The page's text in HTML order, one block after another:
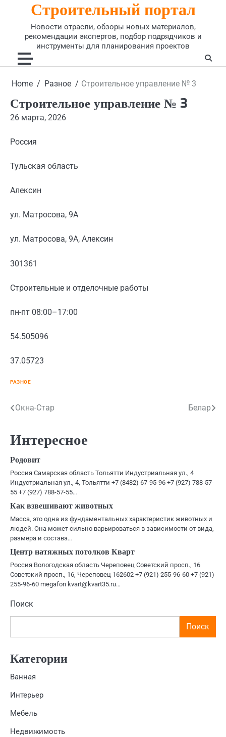
Строительный портал
Новости отрасли, обзоры новых материалов,
рекомендации экспертов, подбор подрядчиков и
инструменты для планирования проектов
Home Разное Строительное управление № 3
Строительное управление № 3
26 марта, 2026
Россия
Тульская область
Алексин
ул. Матросова, 9А
ул. Матросова, 9А, Алексин
301361
Строительные и отделочные работы
пн-пт 08:00–17:00
54.505096
37.05723
РАЗНОЕ
Навигация
записям
Окна-Стар Белар
Интересное
Родовит
Россия Самарская область Тольятти Индустриальная ул., 4
Индустриальная ул., 4, Тольятти +7 (8482) 67-95-96 +7 (927) 788-57-
55 +7 (927) 788-57-55…
Как взвешивают животных
Масса, это одна из фундаментальных характеристик животных и
людей. Она может сильно варьироваться в зависимости от вида,
размера и состава…
Центр натяжных потолков Кварт
Россия Вологодская область Череповец Советский просп., 16
Советский просп., 16, Череповец 162602 +7 (921) 255-96-60 +7 (921)
255-96-60 megafon kvart@kvart35.ru…
Поиск
Поиск
Категории
Ванная
Интерьер
Мебель
Недвижимость